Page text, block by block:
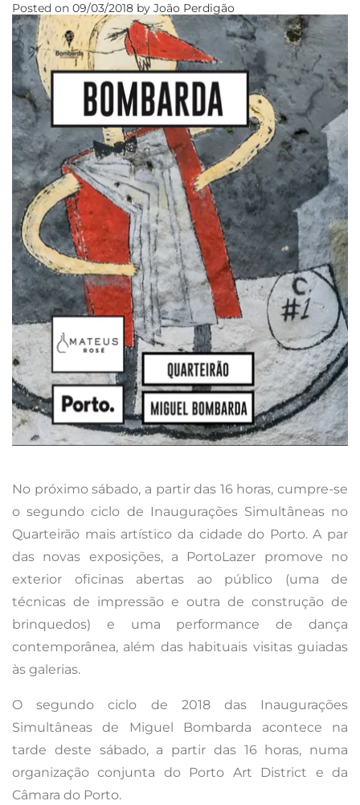
Posted on 09/03/2018 by João Perdigão
No próximo sábado, a partir das 16 horas, cumpre-se
o segundo ciclo de Inaugurações Simultâneas no
Quarteirão mais artístico da cidade do Porto. A par
das novas exposições, a PortoLazer promove no
exterior oficinas abertas ao público (uma de
técnicas de impressão e outra de construção de
brinquedos) e uma performance de dança
contemporânea, além das habituais visitas guiadas
às galerias.
O segundo ciclo de 2018 das Inaugurações
Simultâneas de Miguel Bombarda acontece na
tarde deste sábado, a partir das 16 horas, numa
organização conjunta do Porto Art District e da
Câmara do Porto.